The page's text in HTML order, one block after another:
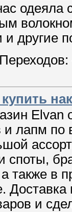
и другие
Переходов:
и лапм
споты,
также в
и